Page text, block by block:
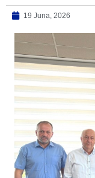
19 Juna, 2026